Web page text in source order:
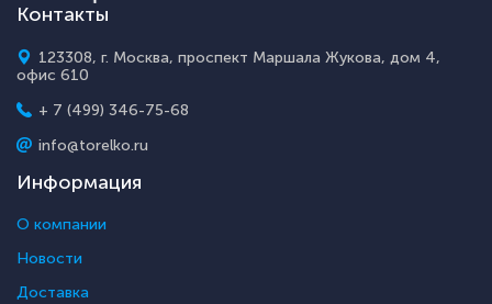
Контакты
123308, г. Москва, проспект Маршала Жукова, дом 4,
офис 610
+ 7 (499) 346-75-68
info@torelko.ru
Информация
О компании
Новости
Доставка